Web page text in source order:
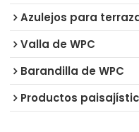
Azulejos para
Valla de WPC
Barandilla de WPC
Productos